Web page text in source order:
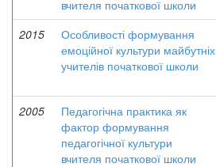
вчителя початкової школи
2015
Особливості формування
емоційної культури майбутніх
учителів початкової школи
2005
Педагогічна практика як
фактор формування
педагогічної культури
вчителя початкової школи